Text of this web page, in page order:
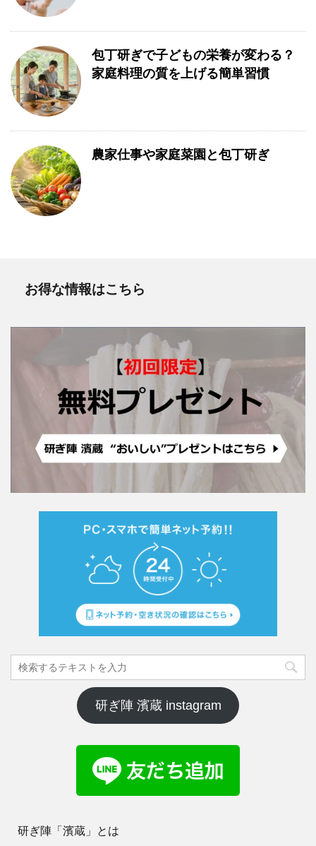
包丁研ぎで子どもの栄養が変わる？
家庭料理の質を上げる簡単習慣
農家仕事や家庭菜園と包丁研ぎ
お得な情報はこちら
研ぎ陣 濱蔵 instagram
研ぎ陣「濱蔵」とは